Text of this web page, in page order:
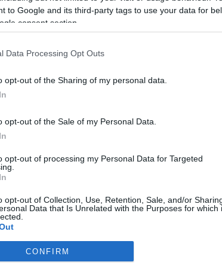
to Google and its third-party tags to use your data for
consent section.
Data Processing Opt Outs
opt-out of the Sharing of my personal data.
opt-out of the Sale of my Personal Data.
opt-out of processing my Personal Data for Targeted
opt-out of Collection, Use, Retention, Sale, and/or
Data that Is Unrelated with the Purposes for which
CONFIRM
köztársasági elnökválasztást igényelt az
ami azt jelenti, hogy a bizalom csak a
elnöki posztot az SZDSZ, a házelnöki